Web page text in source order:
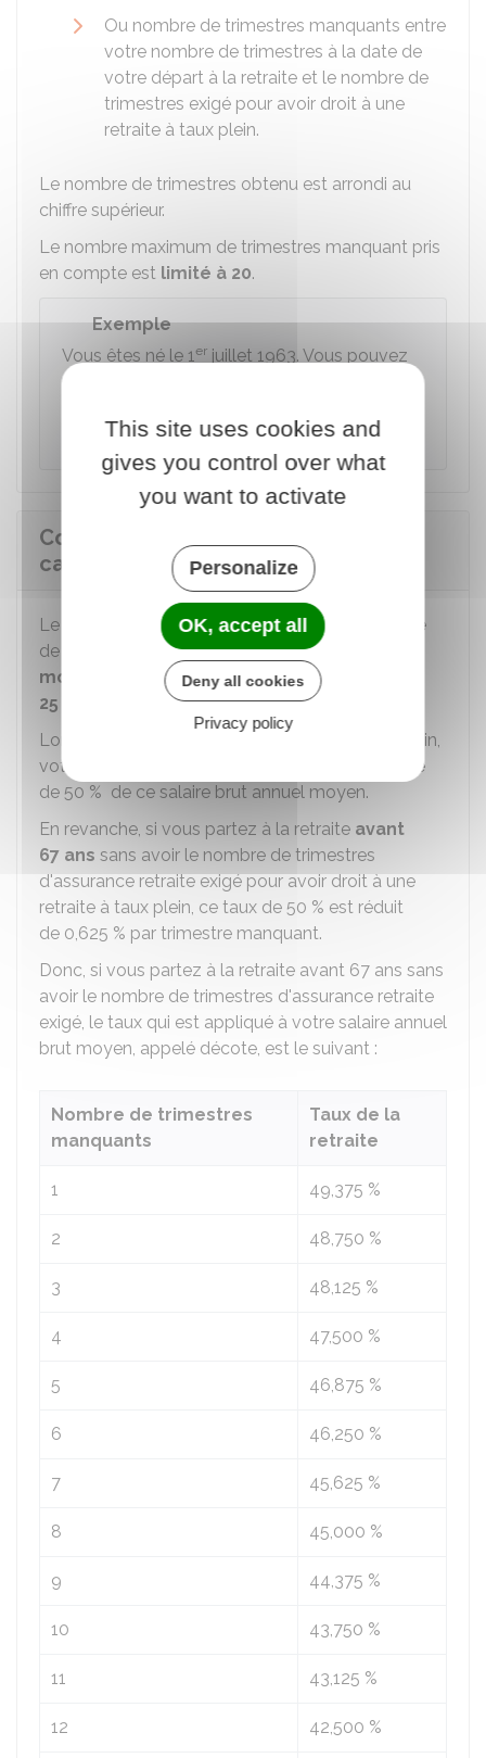
Ou nombre de trimestres manquants entre
votre nombre de trimestres à la date de
votre départ à la retraite et le nombre de
trimestres exigé pour avoir droit à une
retraite à taux plein.
Le nombre de trimestres obtenu est arrondi au
chiffre supérieur.
Le nombre maximum de trimestres manquant pris
en compte est limité à 20.
Exemple
Vous êtes né le 1er juillet 1963. Vous pouvez
partir à la retraite à partir de 62 ans et 9 mois.
vous devez :
Comment la décote est-elle
calculée ?
Le montant de votre pension de retraite de base
de l'Assurance retraite dépend notamment de la
moyenne de vos salaires bruts de vos
25 meilleures années.
Lorsque vous avez droit à une retraite à taux plein,
votre pension de retraite est calculée sur la base
de 50 % de ce salaire brut annuel moyen.
En revanche, si vous partez à la retraite avant
67 ans sans avoir le nombre de trimestres
d'assurance retraite exigé pour avoir droit à une
retraite à taux plein, ce taux de 50 % est réduit
de 0,625 % par trimestre manquant.
Donc, si vous partez à la retraite avant 67 ans sans
avoir le nombre de trimestres d'assurance retraite
exigé, le taux qui est appliqué à votre salaire annuel
brut moyen, appelé décote, est le suivant :
Nombre de trimestres
manquants
Taux de la
retraite
1 49,375 %
2 48,750 %
3 48,125 %
4 47,500 %
5 46,875 %
6 46,250 %
7 45,625 %
8 45,000 %
9 44,375 %
10 43,750 %
11 43,125 %
12 42,500 %
This site uses cookies and
gives you control over what
you want to activate
Personalize
OK, accept all
Deny all cookies
Privacy policy